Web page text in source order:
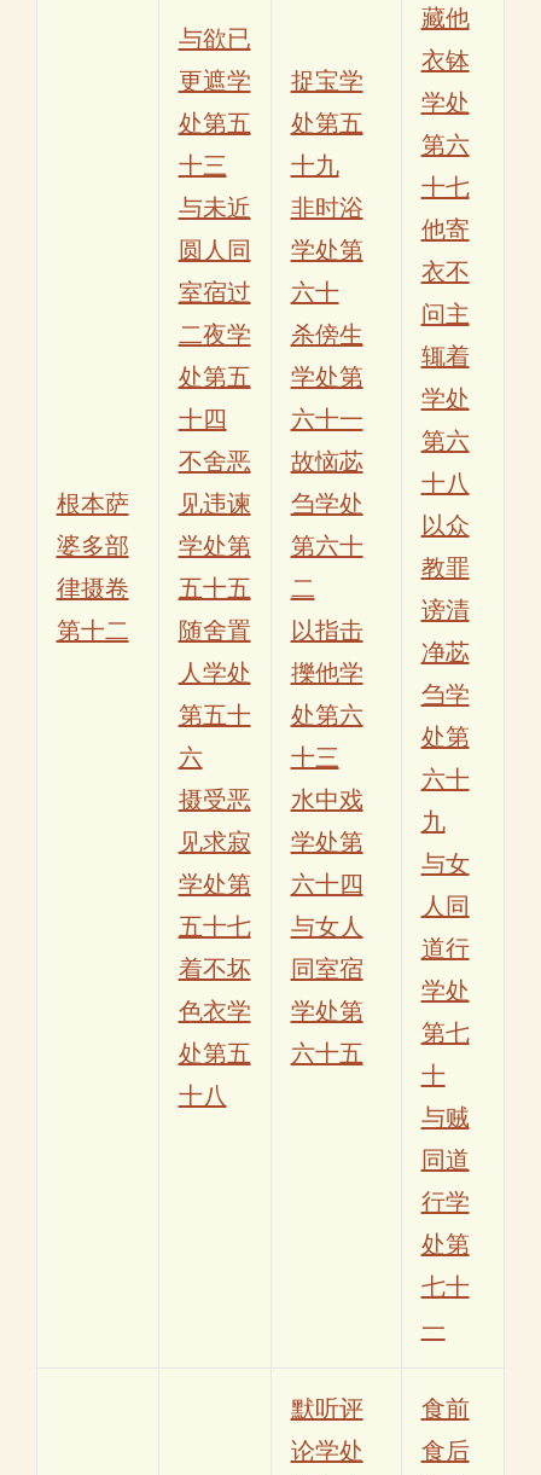
根本萨
婆多部
律摄卷
第十二
与欲已
更遮学
处第五
十三
与未近
圆人同
室宿过
二夜学
处第五
十四
不舍恶
见违谏
学处第
五十五
随舍置
人学处
第五十
六
摄受恶
见求寂
学处第
五十七
着不坏
色衣学
处第五
十八
捉宝学
处第五
十九
非时浴
学处第
六十
杀傍生
学处第
六十一
故恼苾
刍学处
第六十
二
以指击
擽他学
处第六
十三
水中戏
学处第
六十四
与女人
同室宿
学处第
六十五
藏他
衣钵
学处
第六
十七
他寄
衣不
问主
辄着
学处
第六
十八
以众
教罪
谤清
净苾
刍学
处第
六十
九
与女
人同
道行
学处
第七
十
与贼
同道
行学
处第
七十
一
默听评
论学处
食前
食后